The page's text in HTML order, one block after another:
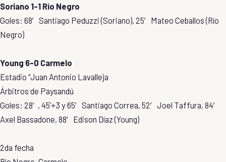
Soriano 1-1 Río Negro
Goles: 68′ Santiago Peduzzi (Soriano), 25′ Mateo Ceballos (Río
Negro)
Young 6-0 Carmelo
Estadio “Juan Antonio Lavalleja
Árbitros de Paysandú
Goles: 28′, 45’+3 y 65′ Santiago Correa, 52′ Joel Taffura, 84′
Axel Bassadone, 88′ Edison Díaz (Young)
2da fecha